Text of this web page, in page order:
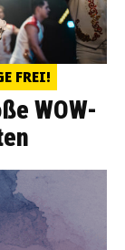
FREI!
WOW-